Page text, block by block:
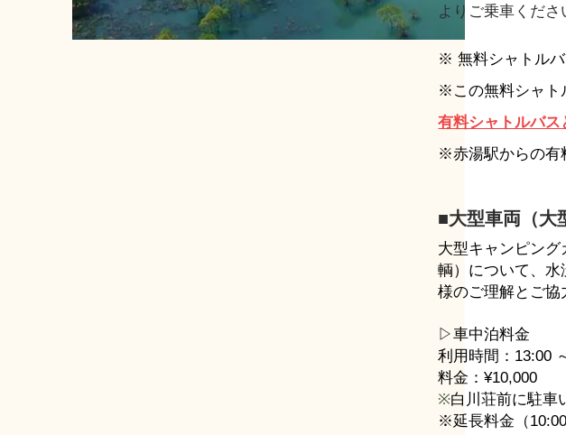
よりご乗車くださ
※無料シャトル
※この無料シャト
有料シャトルバ
※赤湯駅からの有
■大型車両（大
大型キャンピン
輌）について、
様のご理解とご協
▷車中泊料金
利用時間：13:00
料金：¥10,000
※白川荘前に駐車
※延長料金（10:00